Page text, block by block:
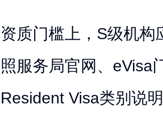
资质门槛上，S级机构
照服务局官网、eVisa
Resident Visa类别说